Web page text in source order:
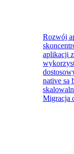
Rozwój
aplikacji
native są
Migracja